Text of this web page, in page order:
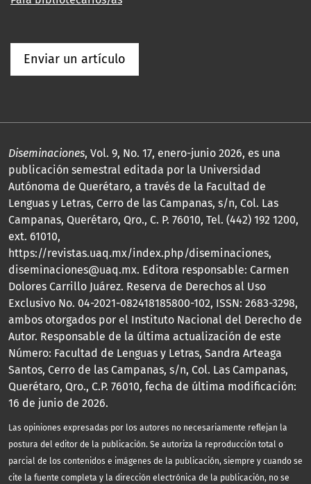
Enviar un artículo
Diseminaciones, Vol. 9, No. 17, enero-junio 2026, es una
publicación semestral editada por la Universidad
Autónoma de Querétaro, a través de la Facultad de
Lenguas y Letras, Cerro de las Campanas, s/n, Col. Las
Campanas, Querétaro, Qro., C. P. 76010, Tel. (442) 192 1200,
ext. 61010,
https://revistas.uaq.mx/index.php/diseminaciones,
diseminaciones@uaq.mx. Editora responsable: Carmen
Dolores Carrillo Juárez. Reserva de Derechos al Uso
Exclusivo No. 04-2021-082418185800-102, ISSN: 2683-3298,
ambos otorgados por el Instituto Nacional del Derecho de
Autor. Responsable de la última actualización de este
Número: Facultad de Lenguas y Letras, Sandra Arteaga
Santos, Cerro de las Campanas, s/n, Col. Las Campanas,
Querétaro, Qro., C.P. 76010, fecha de última modificación:
16 de junio de 2026.
Las opiniones expresadas por los autores no necesariamente reflejan la
postura del editor de la publicación. Se autoriza la reproducción total o
parcial de los contenidos e imágenes de la publicación, siempre y cuando se
cite la fuente completa y la dirección electrónica de la publicación, no se